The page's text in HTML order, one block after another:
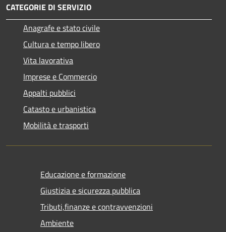
CATEGORIE DI SERVIZIO
Anagrafe e stato civile
Cultura e tempo libero
Vita lavorativa
Imprese e Commercio
Appalti pubblici
Catasto e urbanistica
Mobilità e trasporti
Educazione e formazione
Giustizia e sicurezza pubblica
Tributi,finanze e contravvenzioni
Ambiente